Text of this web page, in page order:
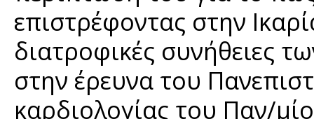
επιστρέφοντας στην
διατροφικές συνήθειες
στην έρευνα του
καρδιολογίας του Παν/